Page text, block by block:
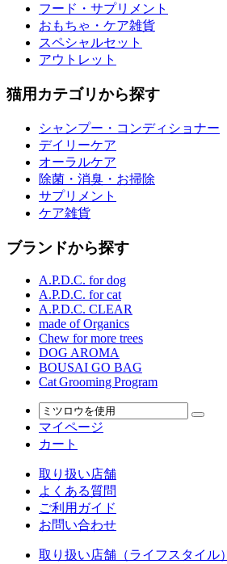
フード・サプリメント
おもちゃ・ケア雑貨
スペシャルセット
アウトレット
猫用カテゴリから探す
シャンプー・コンディショナー
デイリーケア
オーラルケア
除菌・消臭・お掃除
サプリメント
ケア雑貨
ブランドから探す
A.P.D.C. for dog
A.P.D.C. for cat
A.P.D.C. CLEAR
made of Organics
Chew for more trees
DOG AROMA
BOUSAI GO BAG
Cat Grooming Program
マイページ
カート
取り扱い店舗
よくある質問
ご利用ガイド
お問い合わせ
取り扱い店舗（ライフスタイル）